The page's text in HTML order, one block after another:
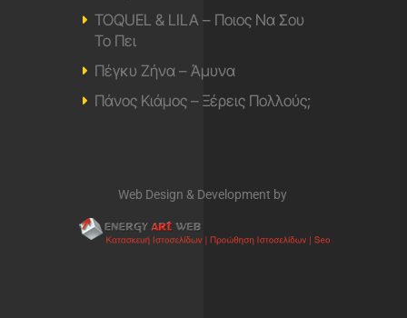
TOQUEL & LILA – Ποιος Να Σου
Το Πει
Πέγκυ Ζήνα – Άμυνα
Πάνος Κιάμος – Ξέρεις Πολλούς;
Web Design & Development by